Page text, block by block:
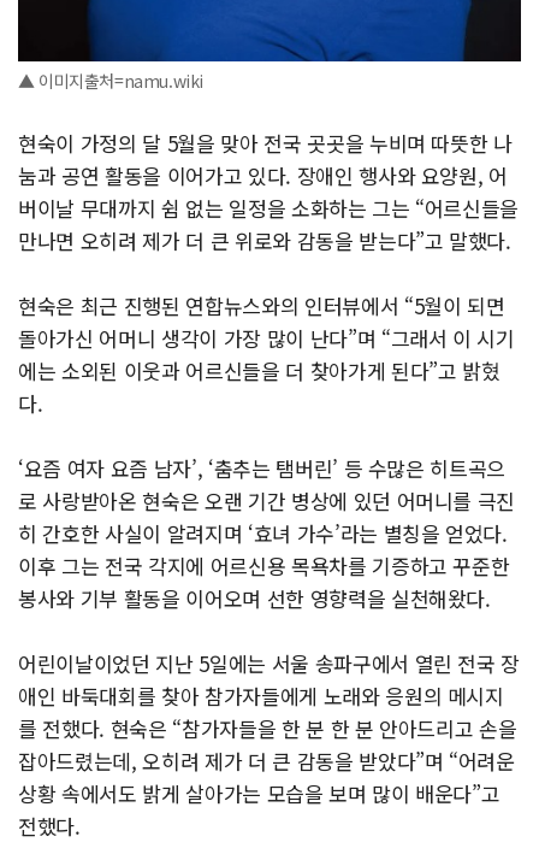
▲ 이미지출처=namu.wiki
현숙이 가정의 달 5월을 맞아 전국 곳곳을 누비며 따뜻한 나
눔과 공연 활동을 이어가고 있다. 장애인 행사와 요양원, 어
버이날 무대까지 쉼 없는 일정을 소화하는 그는 “어르신들을
만나면 오히려 제가 더 큰 위로와 감동을 받는다”고 말했다.
현숙은 최근 진행된 연합뉴스와의 인터뷰에서 “5월이 되면
돌아가신 어머니 생각이 가장 많이 난다”며 “그래서 이 시기
에는 소외된 이웃과 어르신들을 더 찾아가게 된다”고 밝혔
다.
‘요즘 여자 요즘 남자’, ‘춤추는 탬버린’ 등 수많은 히트곡으
로 사랑받아온 현숙은 오랜 기간 병상에 있던 어머니를 극진
히 간호한 사실이 알려지며 ‘효녀 가수’라는 별칭을 얻었다.
이후 그는 전국 각지에 어르신용 목욕차를 기증하고 꾸준한
봉사와 기부 활동을 이어오며 선한 영향력을 실천해왔다.
어린이날이었던 지난 5일에는 서울 송파구에서 열린 전국 장
애인 바둑대회를 찾아 참가자들에게 노래와 응원의 메시지
를 전했다. 현숙은 “참가자들을 한 분 한 분 안아드리고 손을
잡아드렸는데, 오히려 제가 더 큰 감동을 받았다”며 “어려운
상황 속에서도 밝게 살아가는 모습을 보며 많이 배운다”고
전했다.